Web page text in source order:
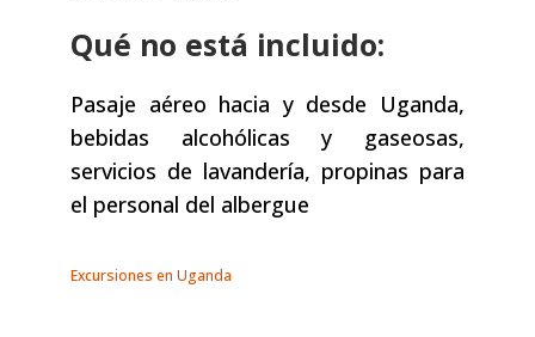
Qué no está incluido:
Pasaje aéreo hacia y desde Uganda,
bebidas alcohólicas y gaseosas,
servicios de lavandería, propinas para
el personal del albergue
Excursiones en Uganda